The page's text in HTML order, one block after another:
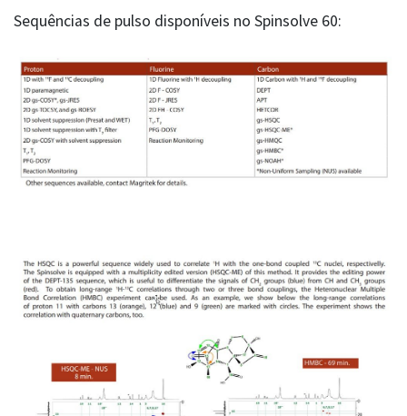
Sequências de pulso disponíveis no Spinsolve 60: